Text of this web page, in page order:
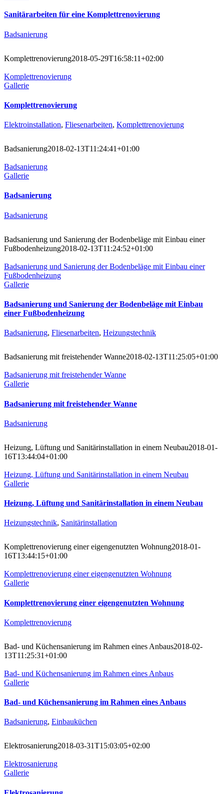
Sanitärarbeiten für eine Komplettrenovierung
Badsanierung
Komplettrenovierung2018-05-29T16:58:11+02:00
Komplettrenovierung
Gallerie
Komplettrenovierung
Elektroinstallation, Fliesenarbeiten, Komplettrenovierung
Badsanierung2018-02-13T11:24:41+01:00
Badsanierung
Gallerie
Badsanierung
Badsanierung
Badsanierung und Sanierung der Bodenbeläge mit Einbau einer
Fußbodenheizung2018-02-13T11:24:52+01:00
Badsanierung und Sanierung der Bodenbeläge mit Einbau einer
Fußbodenheizung
Gallerie
Badsanierung und Sanierung der Bodenbeläge mit Einbau
einer Fußbodenheizung
Badsanierung, Fliesenarbeiten, Heizungstechnik
Badsanierung mit freistehender Wanne2018-02-13T11:25:05+01:00
Badsanierung mit freistehender Wanne
Gallerie
Badsanierung mit freistehender Wanne
Badsanierung
Heizung, Lüftung und Sanitärinstallation in einem Neubau2018-01-
16T13:44:04+01:00
Heizung, Lüftung und Sanitärinstallation in einem Neubau
Gallerie
Heizung, Lüftung und Sanitärinstallation in einem Neubau
Heizungstechnik, Sanitärinstallation
Komplettrenovierung einer eigengenutzten Wohnung2018-01-
16T13:44:15+01:00
Komplettrenovierung einer eigengenutzten Wohnung
Gallerie
Komplettrenovierung einer eigengenutzten Wohnung
Komplettrenovierung
Bad- und Küchensanierung im Rahmen eines Anbaus2018-02-
13T11:25:31+01:00
Bad- und Küchensanierung im Rahmen eines Anbaus
Gallerie
Bad- und Küchensanierung im Rahmen eines Anbaus
Badsanierung, Einbauküchen
Elektrosanierung2018-03-31T15:03:05+02:00
Elektrosanierung
Gallerie